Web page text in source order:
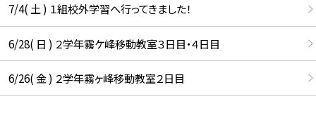
7/4( 土 ) １組校外学習へ行ってきました！
6/28( 日 ) ２学年霧ケ峰移動教室３日目・４日目
6/26( 金 ) ２学年霧ヶ峰移動教室２日目